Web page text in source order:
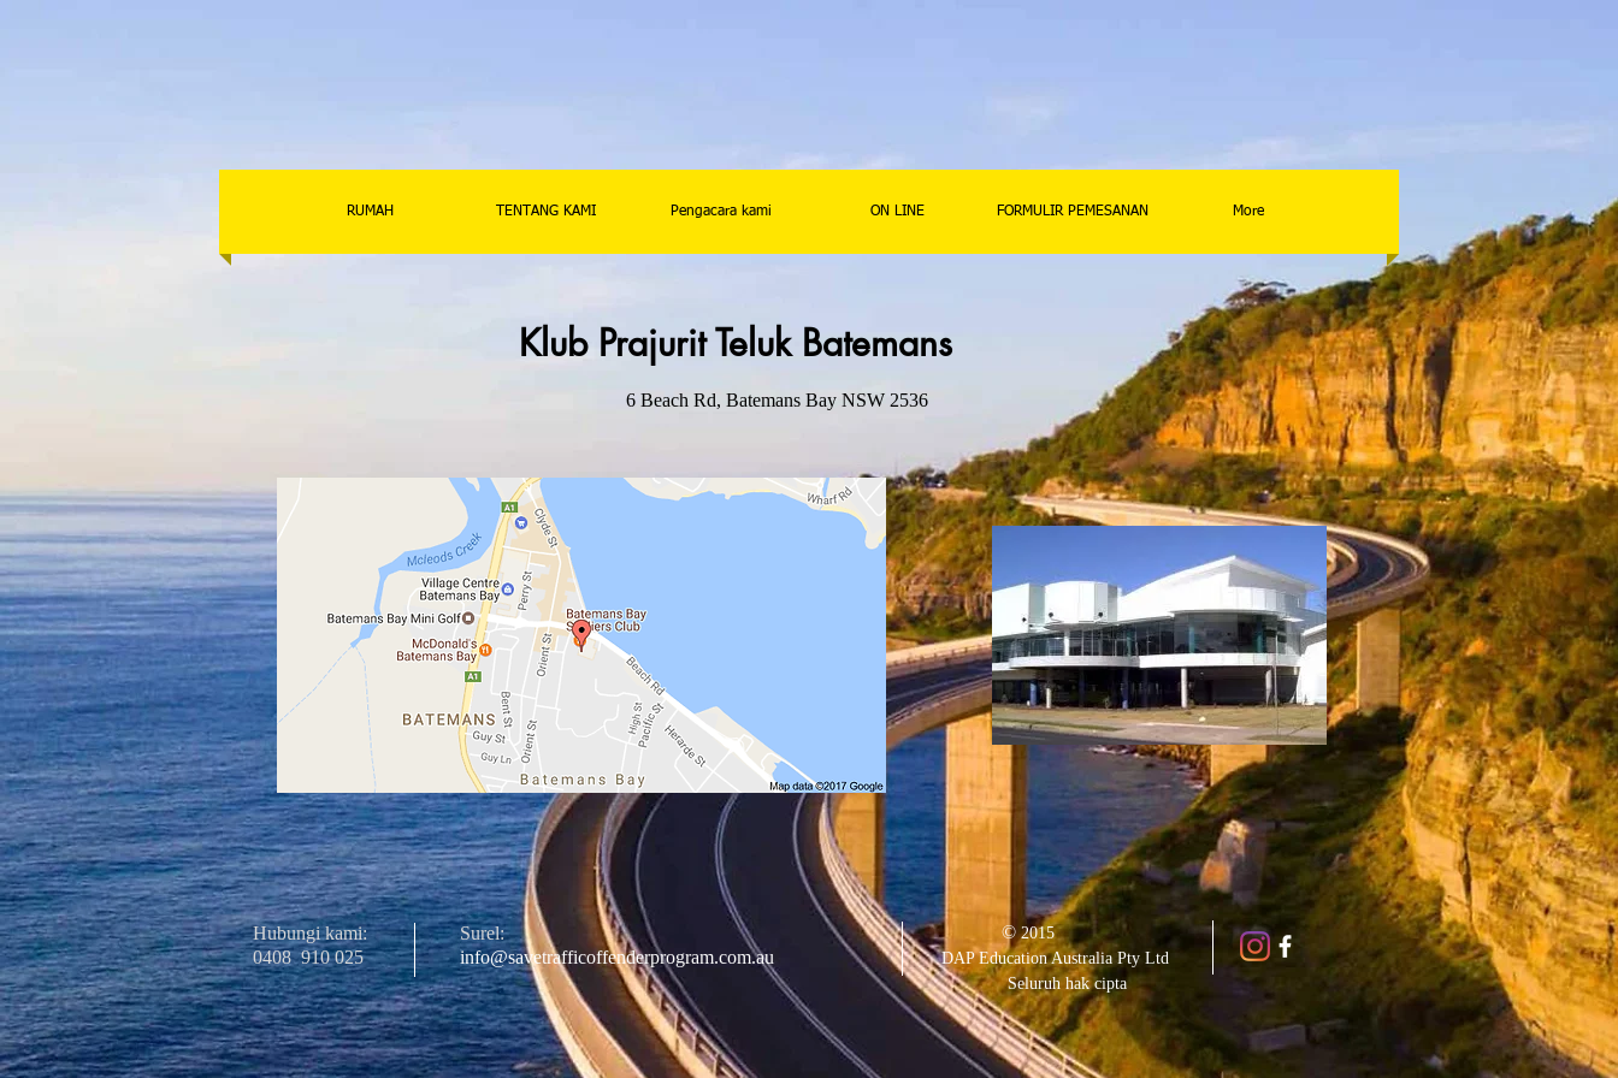
RUMAH TENTANG KAMI Pengacara kami ON LINE FORMULIR PEMESANAN More
Klub Prajurit Teluk Batemans
6 Beach Rd, Batemans Bay NSW 2536
Hubungi kami:
0408 910 025
Surel:
info@savetrafficoffenderprogram.com.au
©2015
DAP Education Australia Pty Ltd
Seluruh hak cipta